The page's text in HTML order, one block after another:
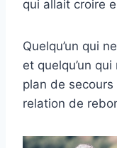
qui allait croire
Quelqu’un qui
et quelqu’un
plan de
relation de